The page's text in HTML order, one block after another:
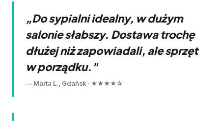
„Do sypialni idealny, w dużym
salonie słabszy. Dostawa trochę
dłużej niż zapowiadali, ale sprzęt
w porządku."
— Marta L., Gdańsk · ★★★★☆